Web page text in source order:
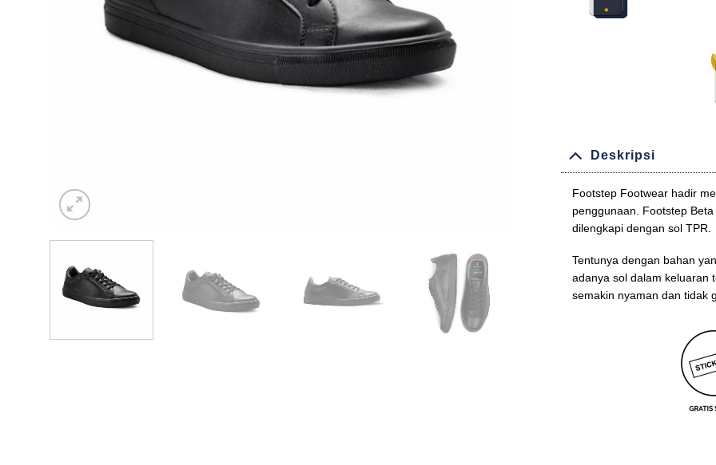
Deskripsi
Footstep Footwear hadir
penggunaan. Footstep
dilengkapi dengan sol TPR.
Tentunya dengan bahan
adanya sol dalam keluaran
semakin nyaman dan tidak